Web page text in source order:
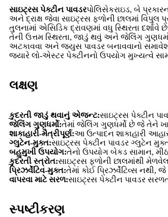
સાઇટ્રસ પેક્ટીન પાવડરપોલિસેકરાઇડ, બે
અને દ્રાક્ષ જેવા સાઇટ્રસ ફળોની છાલમાં વિપુલ
તુલનામાં એસિડિક દ્રાવણમાં વધુ સ્થિરતા
તેની ઉત્તમ સ્થિરતા, જાડું થવું અને જેલિંગ
અટકાવવા અને જ્યુસ પાવડર બનાવવાનો
જ્યારે લો-એસ્ટર પેક્ટીનનો ઉપયોગ મુખ્યત્વે
લક્ષણ
કુદરતી જાડું થવાનું એજન્ટ:સાઇટ્રસ પેક્ટીન
જેલિંગ ગુણધર્મો:તેમાં જેલિંગ ગુણધર્મો છે જે તેને
શાકાહારી-મૈત્રીપૂર્ણ:આ ઉત્પાદન શાકાહારી
ગ્લુટેન-મુક્ત:સાઇટ્રસ પેક્ટીન પાવડર ગ્લુટેન
બહુમુખી ઉપયોગ:તેનો ઉપયોગ બેકડ સામાન,
કુદરતી સ્ત્રોત:સાઇટ્રસ ફળોની છાલમાંથી
પ્રિઝર્વેટિવ-મુક્ત:તેમાં કોઈ પ્રિઝર્વેટિવ્સ નથી,
વાપરવા માટે સરળ:સાઇટ્રસ પેક્ટીન પાવડર
સ્પષ્ટીકરણ